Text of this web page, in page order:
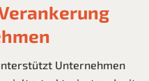
Unternehmen